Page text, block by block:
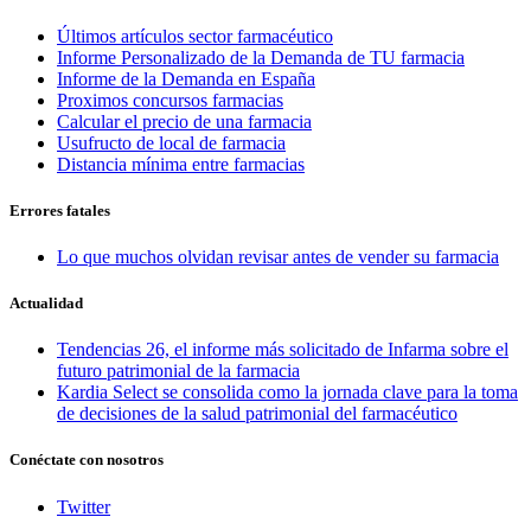
Últimos artículos sector farmacéutico
Informe Personalizado de la Demanda de TU farmacia
Informe de la Demanda en España
Proximos concursos farmacias
Calcular el precio de una farmacia
Usufructo de local de farmacia
Distancia mínima entre farmacias
Errores fatales
Lo que muchos olvidan revisar antes de vender su farmacia
Actualidad
Tendencias 26, el informe más solicitado de Infarma sobre el
futuro patrimonial de la farmacia
Kardia Select se consolida como la jornada clave para la toma
de decisiones de la salud patrimonial del farmacéutico
Conéctate con nosotros
Twitter